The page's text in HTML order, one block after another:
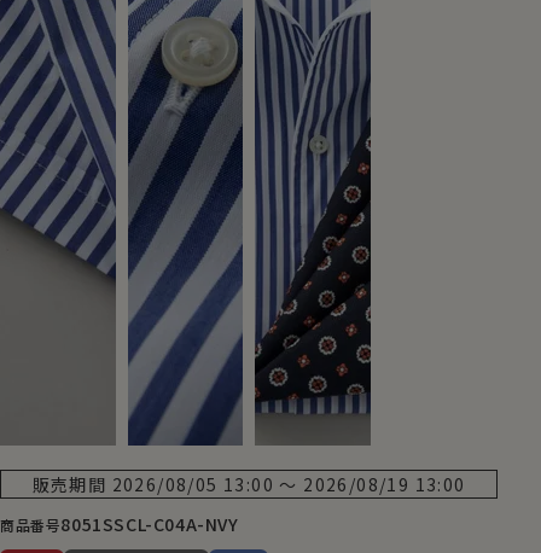
販売期間 2026/08/05 13:00 〜 2026/08/19 13:00
商品番号8051SSCL-C04A-NVY